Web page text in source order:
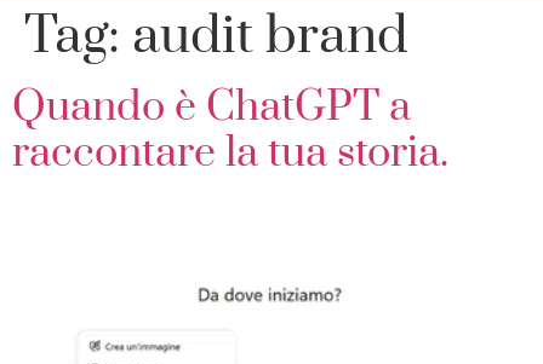
Tag: audit brand
Quando è ChatGPT a
raccontare la tua storia.